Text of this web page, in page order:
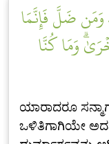
ضَلَّ فَإِنَّمَا
وَمَا كُنَّا
ಯಾರಾದರೂ
ಒಳಿತಿಗಾಗಿಯೇ